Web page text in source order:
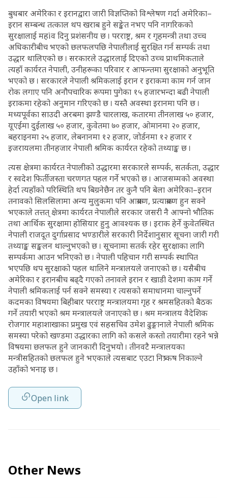
बुधबार अमेरिका र इरानद्वारा जारी विज्ञप्तिको विश्लेषण गर्दा अमेरिका–
इरान सम्बन्ध तत्काल थप खराब हुने सङ्केत नभए पनि नागरिकको
सुरक्षालाई महìव दिनु प्रशंसनीय छ । परराष्ट्र, श्रम र गृहमन्त्री तथा उच्च
अधिकारीबीच भएको छलफलपछि नेपालीलाई सुरक्षित गर्न सम्पर्क तथा
उद्धार थालिएको छ । सरकारले उद्धारलाई दिएको उच्च प्राथमिकताले
त्यहाँ कार्यरत नेपाली, उनीहरूका परिवार र आफन्तमा सुरक्षाको अनुभूति
भएको छ । सरकारले नेपाली श्रमिकलाई इरान र इराकमा काम गर्न जान
रोक लगाए पनि अनौपचारिक रूपमा पुगेका १५ हजारभन्दा बढी नेपाली
इराकमा रहेको अनुमान गरिएको छ । यस्तै अवस्था इरानमा पनि छ ।
मध्यपूर्वका साउदी अरबमा झण्डै चारलाख, कतारमा तीनलाख ५० हजार,
यूएईमा दुईलाख ५० हजार, कुवेतमा ७० हजार, ओमानमा २० हजार,
बहराइनमा २५ हजार, लेबनानमा १२ हजार, जोर्डनमा १२ हजार र
इजरायलमा तीनहजार नेपाली श्रमिक कार्यरत रहेको तथ्याङ्क छ ।
त्यस क्षेत्रमा कार्यरत नेपालीको उद्धारमा सरकारले सम्पर्क, सतर्कता, उद्धार
र स्वदेश फिर्तीजस्ता चरणगत पहल गर्ने भएको छ । आजसम्मको अवस्था
हेर्दा त्यहाँको परिस्थिति थप बिग्रनेछैन तर कुनै पनि बेला अमेरिका–इरान
तनावको सिलसिलामा अन्य मुलुकमा पनि आक्रमण, प्रत्याक्रमण हुन सक्ने
भएकाले तत्तत् क्षेत्रमा कार्यरत नेपालीले सरकार जसरी नै आफ्नो भौतिक
तथा आर्थिक सुरक्षामा होसियार हुनु आवश्यक छ । इराक हेर्ने कुवेतस्थित
नेपाली राजदूत दुर्गाप्रसाद भण्डारीले सरकारी निर्देशानुसार सूचना जारी गरी
तथ्याङ्क सङ्कलन थाल्नुभएको छ । सूचनामा सतर्क रहेर सुरक्षाका लागि
सम्पर्कमा आउन भनिएको छ । नेपाली पहिचान गरी सम्पर्क स्थापित
भएपछि थप सुरक्षाको पहल थालिने मन्त्रालयले जनाएको छ । यसैबीच
अमेरिका र इरानबीच बढ्दै गएको तनावले इरान र खाडी देशमा काम गर्ने
नेपाली श्रमिकलाई पर्न सक्ने समस्या र त्यसको समाधानमा चाल्नुपर्ने
कदमका विषयमा बिहीबार परराष्ट्र मन्त्रालयमा गृह र श्रमसहितको बैठक
गर्ने तयारी भएको श्रम मन्त्रालयले जनाएको छ । श्रम मन्त्रालय वैदेशिक
रोजगार महाशाखाका प्रमुख एवं सहसचिव उमेश ढुङ्गानाले नेपाली श्रमिक
समस्या परेको खण्डमा उद्धारका लागि को कसले कस्तो तयारीमा रहने भन्ने
विषयमा छलफल हुने जानकारी दिनुभयो । तीनवटै मन्त्रालयका
मन्त्रीसहितको छलफल हुने भएकाले त्यसबाट एउटा निष्र्कष निकाल्ने
उहाँको भनाइ छ ।
Open link
Other News